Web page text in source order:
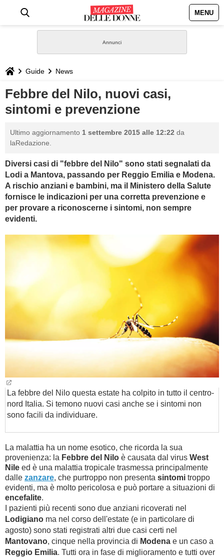
MENU
STILE
BIOGRAFIE
DEFINIZIONI
GASTRONOMIA
CAPELLI
SESSO
GUIDE
Guide News
Febbre del Nilo, nuovi casi,
sintomi e prevenzione
Ultimo aggiornamento 1 settembre 2015 alle 12:22 da
laRedazione.
Diversi casi di "febbre del Nilo" sono stati segnalati da
Lodi a Mantova, passando per Reggio Emilia e Modena.
A rischio anziani e bambini, ma il Ministero della Salute
fornisce le indicazioni per una corretta prevenzione e
per provare a riconoscerne i sintomi, non sempre
evidenti.
La febbre del Nilo questa estate ha colpito in tutto il centro-
nord Italia. Si temono nuovi casi anche se i sintomi non
sono facili da individuare.
La malattia ha un nome esotico, che ricorda la sua
provenienza: la Febbre del Nilo è causata dal virus West
Nile ed è una malattia tropicale trasmessa principalmente
dalle zanzare, che purtroppo non presenta sintomi troppo
evidenti, ma è molto pericolosa e può portare a situazioni di
encefalite.
I pazienti più recenti sono due anziani ricoverati nel
Lodigiano ma nel corso dell'estate (e in particolare di
agosto) sono stati registrati altri due casi certi nel
Mantovano, cinque nella provincia di Modena e un caso a
Reggio Emilia. Tutti ora in fase di miglioramento e tutti over